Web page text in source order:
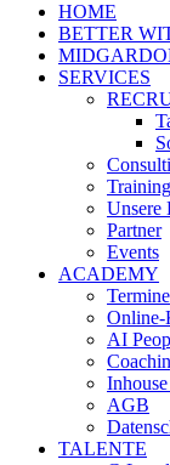
HOME
BETTER
SERVICES
Unsere
Partner
Events
ACADEMY
Termine
Online-
AI
AGB
TALENTE